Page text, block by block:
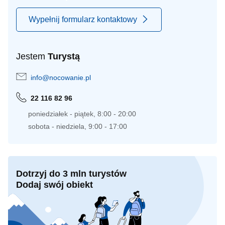
Wypełnij formularz kontaktowy
Jestem Turystą
info@nocowanie.pl
22 116 82 96
poniedziałek - piątek, 8:00 - 20:00
sobota - niedziela, 9:00 - 17:00
Dotrzyj do 3 mln turystów
Dodaj swój obiekt